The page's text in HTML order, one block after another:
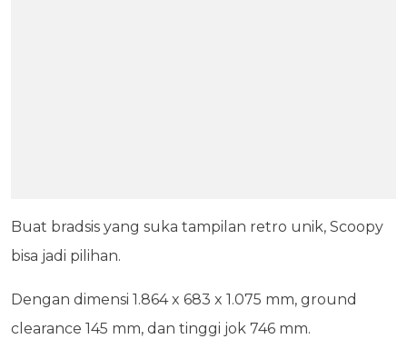
Buat bradsis yang suka tampilan retro unik, Scoopy
bisa jadi pilihan.
Dengan dimensi 1.864 x 683 x 1.075 mm, ground
clearance 145 mm, dan tinggi jok 746 mm.